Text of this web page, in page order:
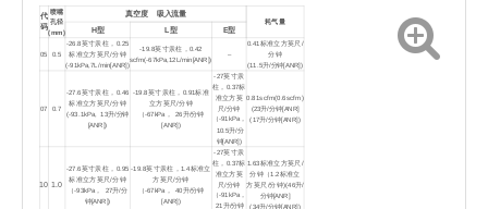
代
码
喷嘴
孔径
(mm)
真空度 吸入流量
耗气量
H型
L型 E型
05 0.5
-26.8英寸汞柱，0.25
标准立方英尺/分钟
(-91kPa,7L/min[ANR])
-19.8英寸汞柱，0.42
scfm(-67kPa,12L/min[ANR])
–
0.41标准立方英尺/
分钟
(11.5升/分钟[ANR])
07 0.7
-27.6英寸汞柱，0.46
标准立方英尺/分钟
(-93.1kPa, 13升/分钟
[ANR])
-19.8英寸汞柱，0.91标准
立方英尺/分钟
（-67kPa， 26升/分钟
[ANR])
-27英寸汞
柱，0.37标
准立方英
尺/分钟
（-91kPa，
10.5升/分
钟[ANR])
0.81scfm(0.6scfm)
(23升/分钟[ANR]
(17升/分钟[ANR])
10 1.0
-27.6英寸汞柱，0.95
标准立方英尺/分钟
（-93kPa， 27升/分
钟[ANR])
-19.8英寸汞柱，1.4标准立
方英尺/分钟
（-67kPa， 40升/分钟
[ANR])
-27英寸汞
柱，0.37标
准立方英
尺/分钟
（-91kPa，
21升/分钟
1.63标准立方英尺/
分钟（1.2标准立
方英尺/分钟)(46升/
分钟[ANR]
(34升/分钟[ANR])